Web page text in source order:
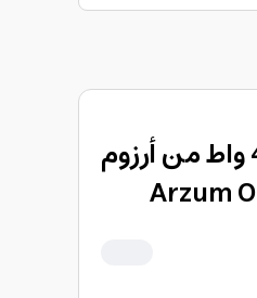
ماكينة قهوة تركية سعة 5 أكواب و قدرة 400 واط من أرزوم
Arzum